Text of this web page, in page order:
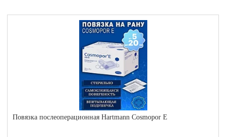
Повязка послеоперационная Hartmann Cosmopor E